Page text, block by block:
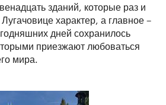
зданий, которые раз и
характер, а главное –
дней сохранилось
приезжают любоваться
мира.